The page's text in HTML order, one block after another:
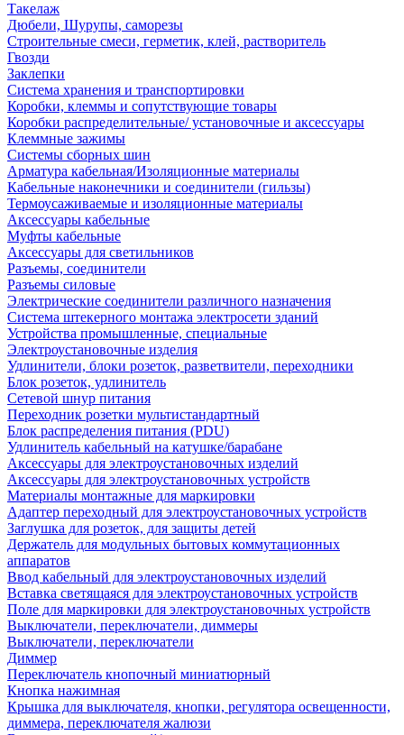
Такелаж
Дюбели, Шурупы, саморезы
Строительные смеси, герметик, клей, растворитель
Гвозди
Заклепки
Система хранения и транспортировки
Коробки, клеммы и сопутствующие товары
Коробки распределительные/ установочные и аксессуары
Клеммные зажимы
Системы сборных шин
Арматура кабельная/Изоляционные материалы
Кабельные наконечники и соединители (гильзы)
Термоусаживаемые и изоляционные материалы
Аксессуары кабельные
Муфты кабельные
Аксессуары для светильников
Разъемы, соединители
Разъемы силовые
Электрические соединители различного назначения
Система штекерного монтажа электросети зданий
Устройства промышленные, специальные
Электроустановочные изделия
Удлинители, блоки розеток, разветвители, переходники
Блок розеток, удлинитель
Сетевой шнур питания
Переходник розетки мультистандартный
Блок распределения питания (PDU)
Удлинитель кабельный на катушке/барабане
Аксессуары для электроустановочных изделий
Аксессуары для электроустановочных устройств
Материалы монтажные для маркировки
Адаптер переходный для электроустановочных устройств
Заглушка для розеток, для защиты детей
Держатель для модульных бытовых коммутационных
аппаратов
Ввод кабельный для электроустановочных изделий
Вставка светящаяся для электроустановочных устройств
Поле для маркировки для электроустановочных устройств
Выключатели, переключатели, диммеры
Выключатели, переключатели
Диммер
Переключатель кнопочный миниатюрный
Кнопка нажимная
Крышка для выключателя, кнопки, регулятора освещенности,
диммера, переключателя жалюзи